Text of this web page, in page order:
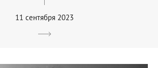
11 сентября 2023